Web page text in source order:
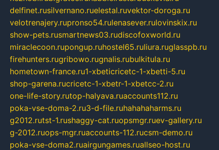
delfinet.rusilvernano.ruelestal.ruvektor-doroga.ru
velotrenajery.rupronso54.rulenasever.rulovinskix.ru
show-pets.rusmartnews03.rudiscofoxworld.ru
miraclecoon.rupongup.ruhostel65.ruliura.ruglasspb.ru
firehunters.rugribowo.rugnalis.rubulkitula.ru
hometown-france.ru1-xbeticricetc-1-xbetti-5.ru
shop-garena.rucricetc-1-xbetr-1-xbetcc-2.ru
one-life-story.rutop-halyava.ruaccounts112.ru
poka-vse-doma-2.ru3-d-file.ruhahahaharms.ru
g2012.rutst-1.rushaggy-cat.ruopsmgr.ruev-gallery.ru
g-2012.ruops-mgr.ruaccounts-112.rucsm-demo.ru
poka-vse-doma2.ruairgungames.ruallseo-host.ru